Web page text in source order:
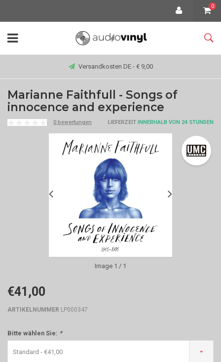
0
Versandkosten DE - € 9,00
Marianne Faithfull - Songs of
innocence and experience
0 bewertungen LIEFERZEIT INNERHALB VON 24 STUNDEN
Image 1 / 1
€41,00
ARTIKELNUMMER LP000347
Bitte wählen Sie: *
Standard - €41,00